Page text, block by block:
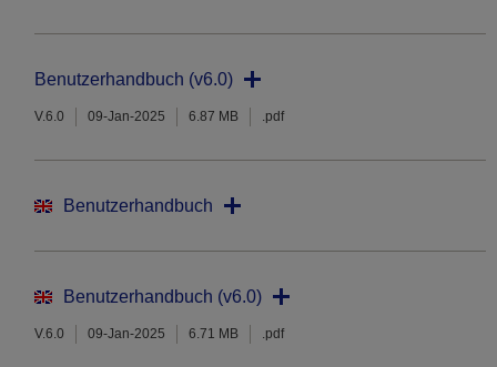
Benutzerhandbuch (v6.0)
V.6.0 09-Jan-2025 6.87 MB .pdf
Benutzerhandbuch
Benutzerhandbuch (v6.0)
V.6.0 09-Jan-2025 6.71 MB .pdf